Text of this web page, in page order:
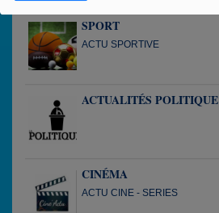
SPORT
ACTU SPORTIVE
ACTUALITÉS POLITIQUE
CINÉMA
ACTU CINE - SERIES